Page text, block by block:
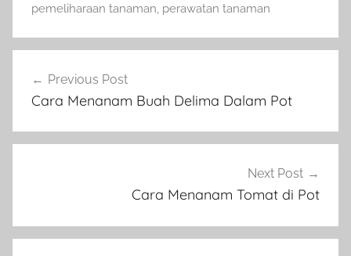
pemeliharaan tanaman, perawatan tanaman
pos
Previous Post
Cara Menanam Buah Delima Dalam Pot
Next Post
Cara Menanam Tomat di Pot